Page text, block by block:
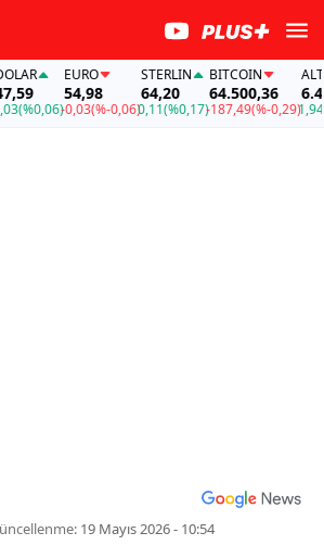
(%0,06)
EURO
54,98
-0,03(%-0,06)
STERLIN
64,20
0,11(%0,17)
BITCOIN
64.500,36
-187,49(%-0,29)
ALTIN
1,94
19 Mayıs 2026 - 10:54